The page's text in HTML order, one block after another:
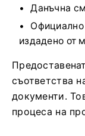
Данъчна
Официално
издадено от
съответства
документи.
процеса на